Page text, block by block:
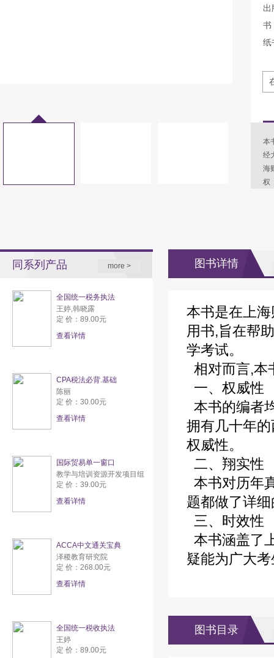
出
纸
本
经
海
权
同系列产品 more >
全国统一税务执法
王婷,韩晓露
定 价：89.00元
查看详情
CPA税法必背.基础
陈丽
定 价：30.00元
查看详情
国际贸易单一窗口
教学与培训资源开发项目组
定 价：39.00元
查看详情
ACCA中文通关宝典
泽稷教育研究院
定 价：268.00元
查看详情
全国统一税收执法
王婷
定 价：89.00元
图书详情
本书是在上
用书,旨在帮
学考试。
相对而言,本
一、权威性
本书的编者
拥有几十年
权威性。
二、翔实性
本书对历年
题都做了详
三、时效性
本书涵盖了
疑能为广大
图书目录